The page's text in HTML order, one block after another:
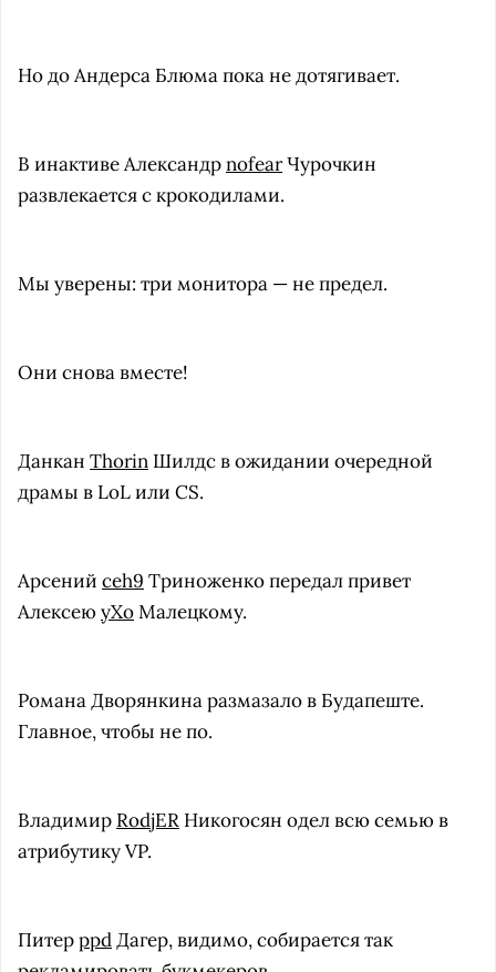
Но до Андерса Блюма пока не дотягивает.
В инактиве АлександрnofearЧурочкин
развлекается с крокодилами.
Мы уверены: три монитора — не предел.
Они снова вместе!
Данкан Thorin Шилдс в ожидании очередной
драмы в LoL или CS.
Арсений ceh9 Триноженко передал привет
АлексеюyXoМалецкому.
Романа Дворянкина размазало в Будапеште.
Главное, чтобы не по.
Владимир RodjER Никогосян одел всю семью в
атрибутику VP.
ПитерppdДагер, видимо, собирается так